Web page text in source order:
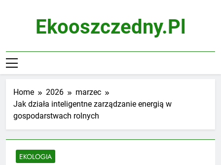
Ekooszczedny.pl
Home 2026
marzec
Jak działa inteligentne zarządzanie energią w
gospodarstwach rolnych
EKOLOGIA